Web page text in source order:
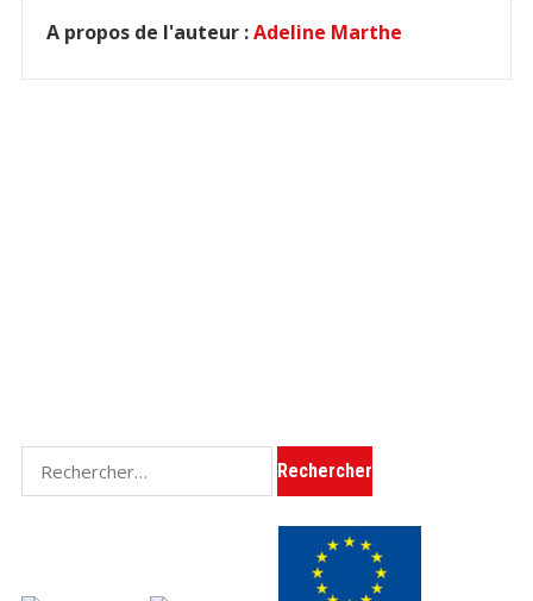
A propos de l'auteur :Adeline Marthe
Rechercher :